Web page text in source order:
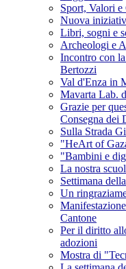
Sport, Valori
Nuova
Libri, sogni e
Archeologi e
Incontro con
Bertozzi
Val d'Enza in
Mavarta Lab.
Grazie per
Consegna dei
Sulla Strada
"HeArt of
"Bambini e
La nostra
Settimana
Un
Cantone
Per il diritto
adozioni
Mostra di